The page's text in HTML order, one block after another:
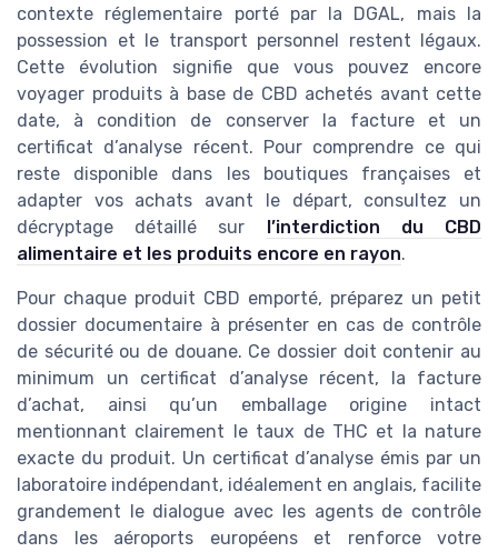
contexte réglementaire porté par la DGAL, mais la
possession et le transport personnel restent légaux.
Cette évolution signifie que vous pouvez encore
voyager produits à base de CBD achetés avant cette
date, à condition de conserver la facture et un
certificat d’analyse récent. Pour comprendre ce qui
reste disponible dans les boutiques françaises et
adapter vos achats avant le départ, consultez un
décryptage détaillé sur l’interdiction du CBD
alimentaire et les produits encore en rayon.
Pour chaque produit CBD emporté, préparez un petit
dossier documentaire à présenter en cas de contrôle
de sécurité ou de douane. Ce dossier doit contenir au
minimum un certificat d’analyse récent, la facture
d’achat, ainsi qu’un emballage origine intact
mentionnant clairement le taux de THC et la nature
exacte du produit. Un certificat d’analyse émis par un
laboratoire indépendant, idéalement en anglais, facilite
grandement le dialogue avec les agents de contrôle
dans les aéroports européens et renforce votre